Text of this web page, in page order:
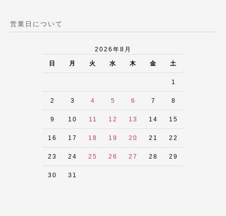
営業日について
2026年8月
日 月 火 水 木 金 土
1
2 3 4 5 6 7 8
9 10 11 12 13 14 15
16 17 18 19 20 21 22
23 24 25 26 27 28 29
30 31